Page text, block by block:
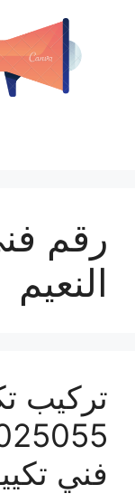
رقم
النعيم
تركيب
فني